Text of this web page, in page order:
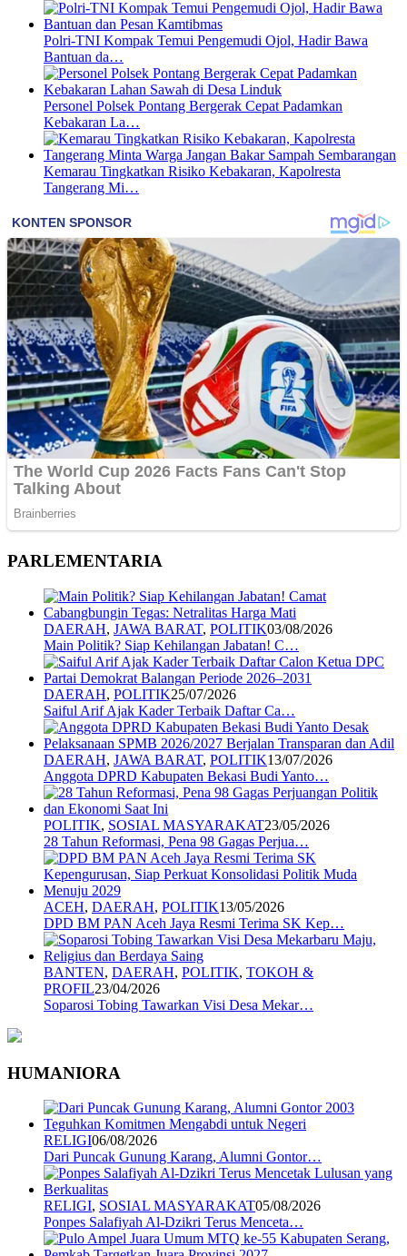
Polri-TNI Kompak Temui Pengemudi Ojol, Hadir Bawa
Bantuan da…
Personel Polsek Pontang Bergerak Cepat Padamkan
Kebakaran La…
Kemarau Tingkatkan Risiko Kebakaran, Kapolresta
Tangerang Mi…
PARLEMENTARIA
DAERAH, JAWA BARAT, POLITIK03/08/2026
Main Politik? Siap Kehilangan Jabatan! C…
DAERAH, POLITIK25/07/2026
Saiful Arif Ajak Kader Terbaik Daftar Ca…
DAERAH, JAWA BARAT, POLITIK13/07/2026
Anggota DPRD Kabupaten Bekasi Budi Yanto…
POLITIK, SOSIAL MASYARAKAT23/05/2026
28 Tahun Reformasi, Pena 98 Gagas Perjua…
ACEH, DAERAH, POLITIK13/05/2026
DPD BM PAN Aceh Jaya Resmi Terima SK Kep…
BANTEN, DAERAH, POLITIK, TOKOH &
PROFIL23/04/2026
Soparosi Tobing Tawarkan Visi Desa Mekar…
HUMANIORA
RELIGI06/08/2026
Dari Puncak Gunung Karang, Alumni Gontor…
RELIGI, SOSIAL MASYARAKAT05/08/2026
Ponpes Salafiyah Al-Dzikri Terus Menceta…